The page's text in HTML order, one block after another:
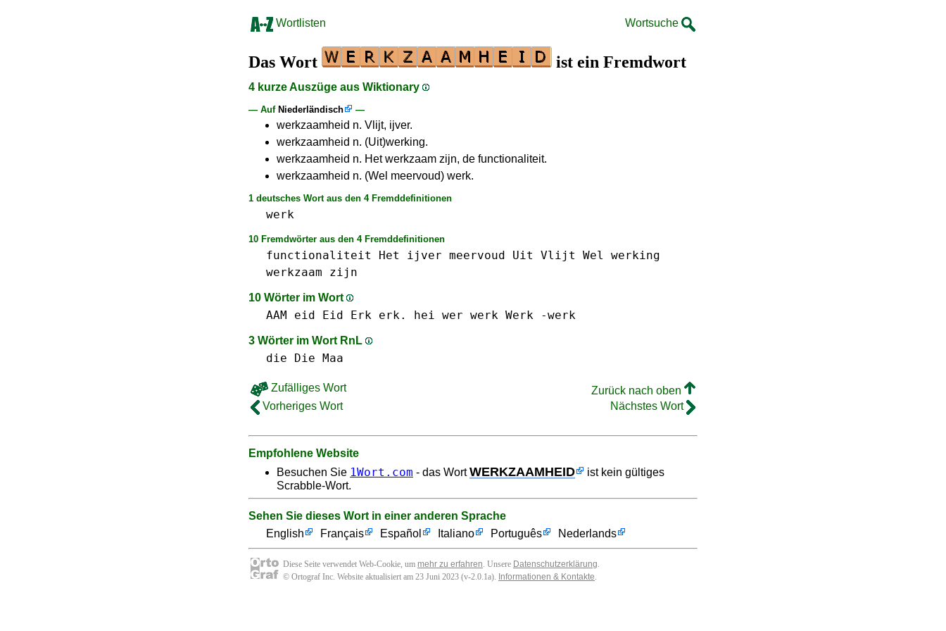
Wortlisten Wortsuche
Das Wort ist ein Fremdwort
4 kurze Auszüge aus Wiktionary
— Auf Niederländisch —
werkzaamheid n. Vlijt, ijver.
werkzaamheid n. (Uit)werking.
werkzaamheid n. Het werkzaam zijn, de functionaliteit.
werkzaamheid n. (Wel meervoud) werk.
1 deutsches Wort aus den 4 Fremddefinitionen
werk
10 Fremdwörter aus den 4 Fremddefinitionen
functionaliteit Het ijver meervoud Uit Vlijt Wel
werking
werkzaam
zijn
10 Wörter im Wort
AAM eid Eid Erk erk. hei wer werk Werk -werk
3 Wörter im Wort RnL
die Die Maa
Zufälliges Wort
Zurück nach oben
Vorheriges Wort
Nächstes Wort
Empfohlene Website
Besuchen Sie 1Wort.com - das WortWERKZAAMHEID
ist kein gültiges
Scrabble-Wort.
Sehen Sie dieses Wort in einer anderen Sprache
English
Français Español Italiano Português Nederlands
Diese Seite verwendet Web-Cookie, um mehr zu erfahren. Unsere Datenschutzerklärung.
© Ortograf Inc. Website aktualisiert am 23 Juni 2023 (v-2.0.1a). Informationen & Kontakte.